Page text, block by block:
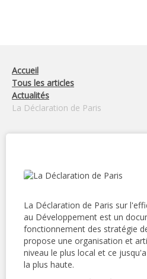
Accueil
Tous les articles
Actualités
La Déclaration de Paris
La Déclaration de Paris sur
au Développement est un
fonctionnement des stratégie
propose une organisation et
niveau le plus local et ce
la plus haute.